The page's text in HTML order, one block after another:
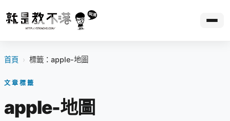
首頁 › 標籤：apple-地圖
文章標籤
apple-地圖